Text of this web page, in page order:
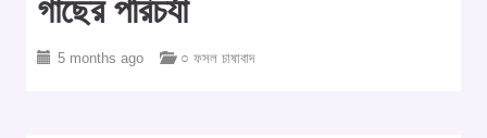
গাছের পরিচর্যা
5 months ago ○ ফসল চাষাবাদ